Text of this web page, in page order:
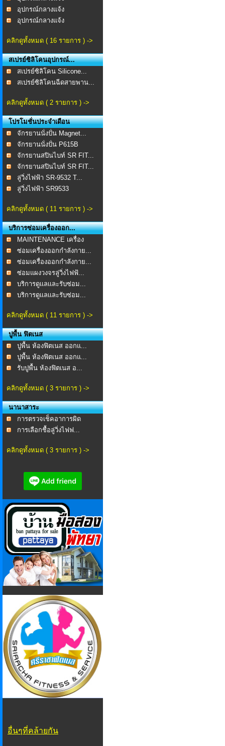
อุปกรณ์กลางแจ้ง
อุปกรณ์กลางแจ้ง
คลิกดูทั้งหมด ( 16 รายการ ) ->
สเปรย์ซิลิโคนอุปกรณ์...
สเปรย์ซิลิโคน Silicone...
สเปรย์ซิลิโคนฉีดสายพาน...
คลิกดูทั้งหมด ( 2 รายการ ) ->
โปรโมชั่นประจำเดือน
จักรยานนั่งปั่น Magnet...
จักรยานนั่งปั่น P615B
จักรยานสปินไบท์ SR FIT...
จักรยานสปินไบท์ SR FIT...
ลู่วิ่งไฟฟ้า SR-9532 T...
ลู่วิ่งไฟฟ้า SR9533
คลิกดูทั้งหมด ( 11 รายการ ) ->
บริการซ่อมเครื่องออก...
MAINTENANCE เครื่อง
ออก...ซ่อมเครื่องออกกำลังกาย...
ซ่อมเครื่องออกกำลังกาย...
ซ่อมแผงวงจรลู่วิ่งไฟฟ้...
บริการดูเเลเเละรับซ่อม...
บริการดูเเลเเละรับซ่อม...
คลิกดูทั้งหมด ( 11 รายการ ) ->
ปูพื้น ฟิตเนส
ปูพื้น ห้องฟิตเนส ออกแ...
ปูพื้น ห้องฟิตเนส ออกแ...
รับปูพื้น ห้องฟิตเนส อ...
คลิกดูทั้งหมด ( 3 รายการ ) ->
นานาสาระ
การตรวจเช็คอาการผิด
ปกต...การเลือกชื้อลู่วิ่งไฟฟ...
คลิกดูทั้งหมด ( 3 รายการ ) ->
อื่นๆที่คล้ายกัน